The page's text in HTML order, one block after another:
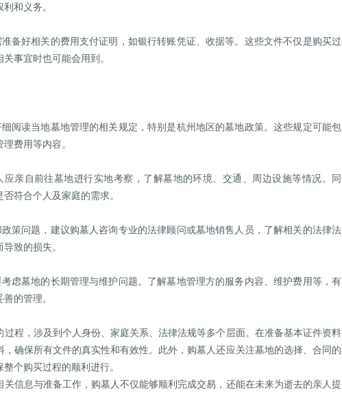
和义务。
备好相关的费用支付证明，如银行转账凭证、收据等。这些文件不仅是购买过
事宜时也可能会用到。
阅读当地墓地管理的相关规定，特别是杭州地区的墓地政策。这些规定可能包
费用等内容。
亲自前往墓地进行实地考察，了解墓地的环境、交通、周边设施等情况。同
符合个人及家庭的需求。
策问题，建议购墓人咨询专业的法律顾问或墓地销售人员，了解相关的法律法
致的损失。
虑墓地的长期管理与维护问题。了解墓地管理方的服务内容、维护费用等，有
的管理。
过程，涉及到个人身份、家庭关系、法律法规等多个层面。在准备基本证件资料
确保所有文件的真实性和有效性。此外，购墓人还应关注墓地的选择、合同的
个购买过程的顺利进行。
信息与准备工作，购墓人不仅能够顺利完成交易，还能在未来为逝去的亲人提